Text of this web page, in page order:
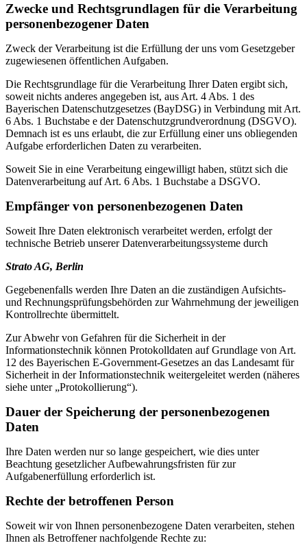
Zwecke und Rechtsgrundlagen für die Verarbeitung
personenbezogener Daten
Zweck der Verarbeitung ist die Erfüllung der uns vom Gesetzgeber
zugewiesenen öffentlichen Aufgaben.
Die Rechtsgrundlage für die Verarbeitung Ihrer Daten ergibt sich,
soweit nichts anderes angegeben ist, aus Art. 4 Abs. 1 des
Bayerischen Datenschutzgesetzes (BayDSG) in Verbindung mit Art.
6 Abs. 1 Buchstabe e der Datenschutzgrundverordnung (DSGVO).
Demnach ist es uns erlaubt, die zur Erfüllung einer uns obliegenden
Aufgabe erforderlichen Daten zu verarbeiten.
Soweit Sie in eine Verarbeitung eingewilligt haben, stützt sich die
Datenverarbeitung auf Art. 6 Abs. 1 Buchstabe a DSGVO.
Empfänger von personenbezogenen Daten
Soweit Ihre Daten elektronisch verarbeitet werden, erfolgt der
technische Betrieb unserer Datenverarbeitungssysteme durch
Strato AG, Berlin
Gegebenenfalls werden Ihre Daten an die zuständigen Aufsichts-
und Rechnungsprüfungsbehörden zur Wahrnehmung der jeweiligen
Kontrollrechte übermittelt.
Zur Abwehr von Gefahren für die Sicherheit in der
Informationstechnik können Protokolldaten auf Grundlage von Art.
12 des Bayerischen E-Government-Gesetzes an das Landesamt für
Sicherheit in der Informationstechnik weitergeleitet werden (näheres
siehe unter „Protokollierung“).
Dauer der Speicherung der personenbezogenen
Daten
Ihre Daten werden nur so lange gespeichert, wie dies unter
Beachtung gesetzlicher Aufbewahrungsfristen für zur
Aufgabenerfüllung erforderlich ist.
Rechte der betroffenen Person
Soweit wir von Ihnen personenbezogene Daten verarbeiten, stehen
Ihnen als Betroffener nachfolgende Rechte zu: